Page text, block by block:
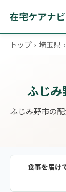
在宅ケアナビ
トップ › 埼玉県 ›
ふじみ
ふじみ野市の
食事を届け